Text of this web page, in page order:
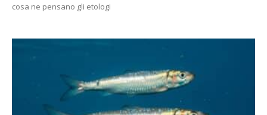
cosa ne pensano gli etologi